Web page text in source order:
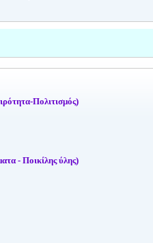
Πολιτισμός)
- Ποικίλης ύλης)